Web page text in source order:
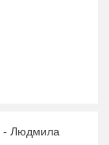
- Людмила